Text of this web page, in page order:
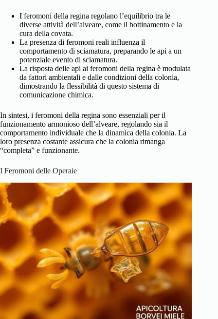
I feromoni della regina regolano l’equilibrio tra le
diverse attività dell’alveare, come il bottinamento e la
cura della covata.
La presenza di feromoni reali influenza il
comportamento di sciamatura, preparando le api a un
potenziale evento di sciamatura.
La risposta delle api ai feromoni della regina è modulata
da fattori ambientali e dalle condizioni della colonia,
dimostrando la flessibilità di questo sistema di
comunicazione chimica.
In sintesi, i feromoni della regina sono essenziali per il
funzionamento armonioso dell’alveare, regolando sia il
comportamento individuale che la dinamica della colonia. La
loro presenza costante assicura che la colonia rimanga
“completa” e funzionante.
I Feromoni delle Operaie